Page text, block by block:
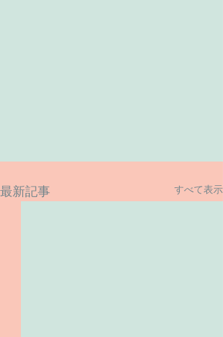
最新記事 すべて表示